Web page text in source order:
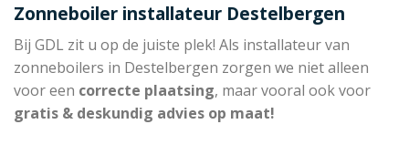
Zonneboiler installateur Destelbergen
Bij GDL zit u op de juiste plek! Als installateur van
zonneboilers in Destelbergen zorgen we niet alleen
voor een correcte plaatsing, maar vooral ook voor
gratis & deskundig advies op maat!